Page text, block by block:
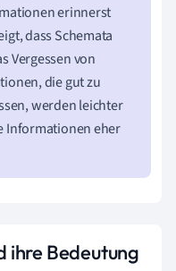
erinnerst
dass Schemata
Vergessen von
die gut zu
werden leichter
Informationen eher
ihre Bedeutung